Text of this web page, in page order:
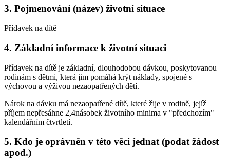
3. Pojmenování (název) životní situace
Přídavek na dítě
4. Základní informace k životní situaci
Přídavek na dítě je základní, dlouhodobou dávkou, poskytovanou
rodinám s dětmi, která jim pomáhá krýt náklady, spojené s
výchovou a výživou nezaopatřených dětí.
Nárok na dávku má nezaopatřené dítě, které žije v rodině, jejíž
příjem nepřesáhne 2,4násobek životního minima v "předchozím"
kalendářním čtvrtletí.
5. Kdo je oprávněn v této věci jednat (podat žádost
apod.)